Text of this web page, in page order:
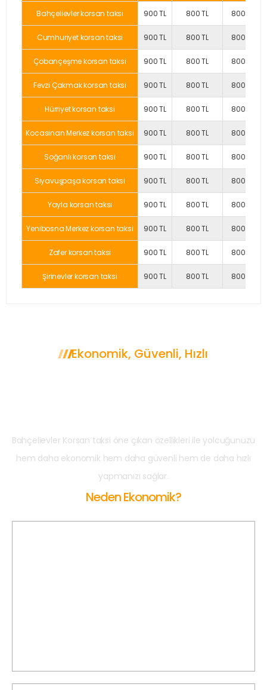
Bahçelievler korsan taksi 900 TL 800 TL 800 TL
Cumhuriyet korsan taksi 900 TL 800 TL 800 TL
Çobançeşme korsan taksi 900 TL 800 TL 800 TL
Fevzi Çakmak korsan taksi 900 TL 800 TL 800 TL
Hürriyet korsan taksi 900 TL 800 TL 800 TL
Kocasinan Merkez korsan taksi 900 TL 800 TL 800 TL
Soğanlı korsan taksi 900 TL 800 TL 800 TL
Siyavuşpaşa korsan taksi 900 TL 800 TL 800 TL
Yayla korsan taksi 900 TL 800 TL 800 TL
Yenibosna Merkez korsan taksi 900 TL 800 TL 800 TL
Zafer korsan taksi 900 TL 800 TL 800 TL
Şirinevler korsan taksi 900 TL 800 TL 800 TL
Ekonomik, Güvenli, Hızlı
Bahçelievler Korsan taksi öne çıkan özellikleri ile yolcuğunuzu
hem daha ekonomik hem daha güvenli hem de daha hızlı
yapmanızı sağlar.
Neden Ekonomik?